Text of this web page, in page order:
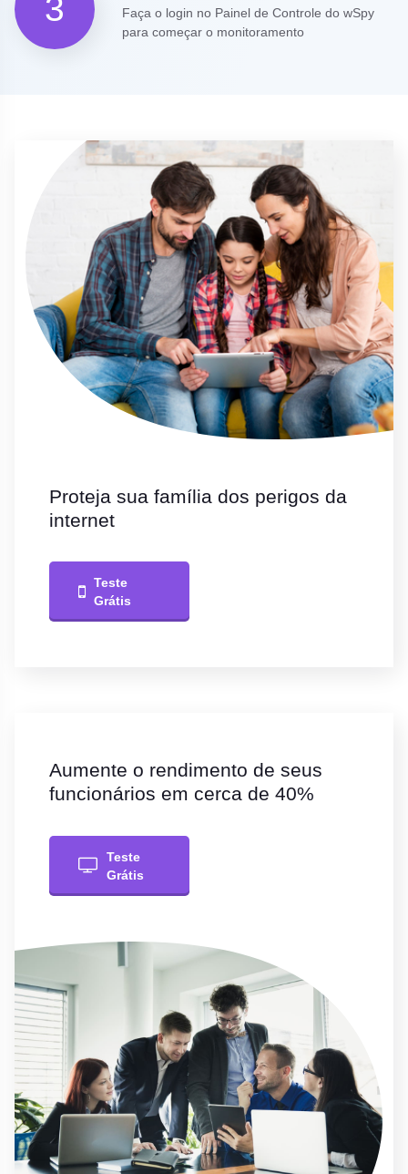
3
Faça o login no Painel de Controle do wSpy
para começar o monitoramento
Proteja sua família dos perigos da
internet
Teste
Grátis
Aumente o rendimento de seus
funcionários em cerca de 40%
Teste
Grátis